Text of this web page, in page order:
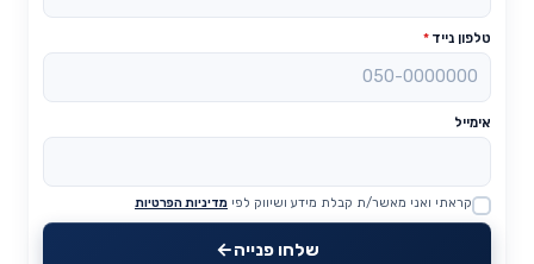
טלפון נייד *
אימייל
Website
קראתי ואני מאשר/ת קבלת מידע ושיווק לפי מדיניות הפרטיות
שלחו פנייה